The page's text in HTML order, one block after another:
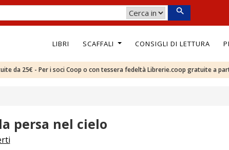
LIBRI SCAFFALI CONSIGLI DI LETTURA
da 25€ - Per i soci Coop o con tessera fedeltà Librerie.coop gratuite a
persa nel cielo